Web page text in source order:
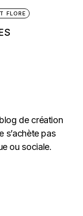
FLORE
de création
s’achète pas
ou sociale.